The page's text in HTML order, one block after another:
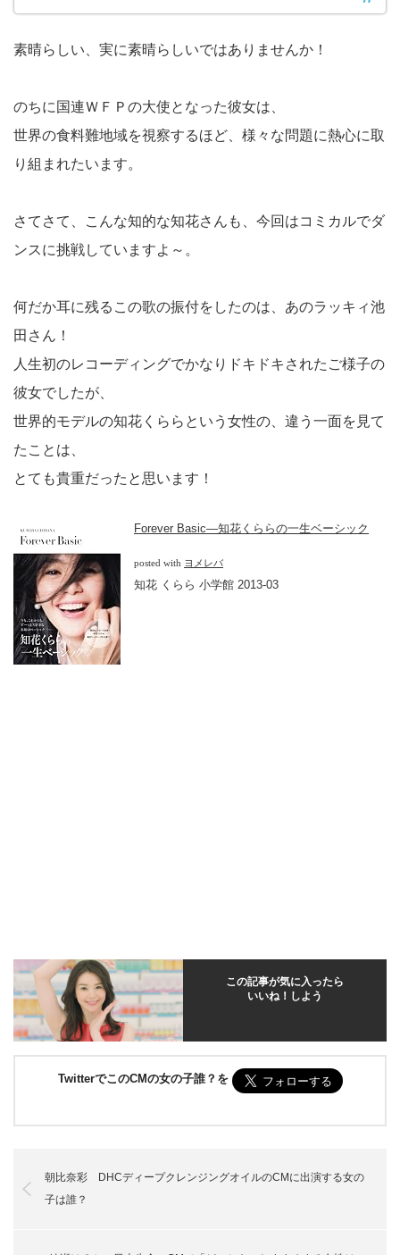
素晴らしい、実に素晴らしいではありませんか！
のちに国連ＷＦＰの大使となった彼女は、
世界の食料難地域を視察するほど、様々な問題に熱心に取
り組まれたいます。
さてさて、こんな知的な知花さんも、今回はコミカルでダ
ンスに挑戦していますよ～。
何だか耳に残るこの歌の振付をしたのは、あのラッキィ池
田さん！
人生初のレコーディングでかなりドキドキされたご様子の
彼女でしたが、
世界的モデルの知花くららという女性の、違う一面を見て
たことは、
とても貴重だったと思います！
Forever Basic―知花くららの一生ベーシック
posted with ヨメレバ
知花 くらら 小学館 2013-03
この記事が気に入ったら
いいね！しよう
TwitterでこのCMの女の子誰？を
朝比奈彩 DHCディープクレンジングオイルのCMに出演する女の
子は誰？